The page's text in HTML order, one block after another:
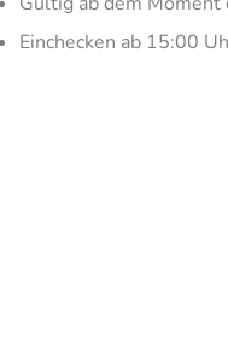
Einchecken ab 15:00